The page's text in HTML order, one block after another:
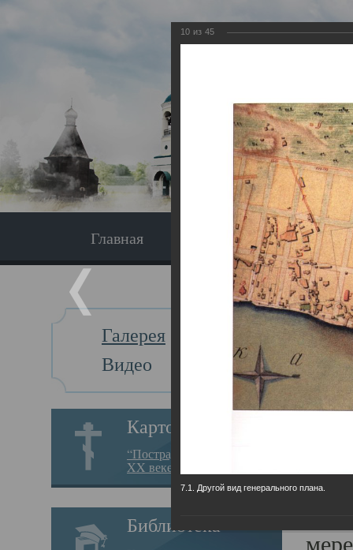
Главная Экскурсия
Галерея
Видео
Картотека
“Пострадавшие за веру в
XX веке на Севере”
Библиотека
Главная
10 из 45
7.1. Другой вид генерального плана.